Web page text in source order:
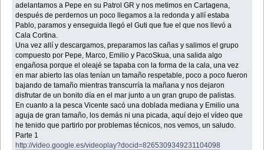
adelantamos a Pepe en su Patrol GR y nos metimos en Cartagena,
después de perdernos un poco llegamos a la redonda y allí estaba
Pablo, paramos y enseguida llegó el Guti que fue el que nos llevó a
Cala Cortina.
Una vez allí y descargamos, preparamos las cañas y salimos el grupo
compuesto por Pepe, Marco, Emilio y PacoSkua, una salida algo
engañosa porque el oleajé se tapaba con la forma de la cala, una vez
en mar abierto las olas tenían un tamaño respetable, poco a poco fueron
bajando de tamaño mientras transcurría la mañana y nos dejaron
disfrutar de un bonito día en el mar junto a un gran grupo de palistas.
En cuanto a la pesca Vicente sacó una doblada mediana y Emilio una
aguja de gran tamaño, los demás ni una picada, aquí dejo el vídeo que
he tenido que partirlo por problemas técnicos, nos vemos, un saludo.
Parte 1
http://video.google.es/videoplay?docid=8265309349231104098